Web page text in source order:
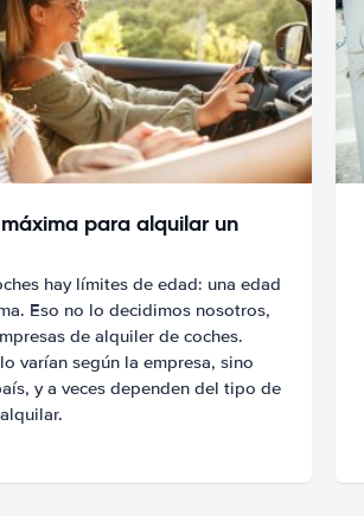
para alquilar un
hay límites de edad: una edad
Eso no lo decidimos nosotros,
de alquiler de coches.
varían según la empresa, sino
y a veces dependen del tipo de